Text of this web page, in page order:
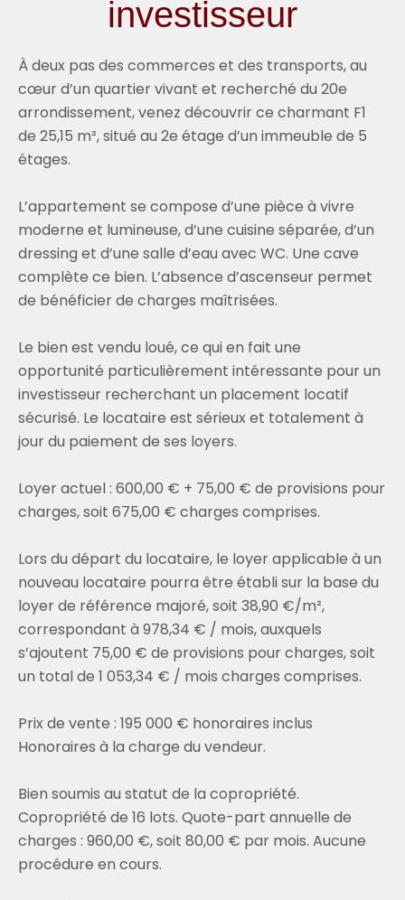
investisseur
À deux pas des commerces et des transports, au
cœur d’un quartier vivant et recherché du 20e
arrondissement, venez découvrir ce charmant F1
de 25,15 m², situé au 2e étage d’un immeuble de 5
étages.
L’appartement se compose d’une pièce à vivre
moderne et lumineuse, d’une cuisine séparée, d’un
dressing et d’une salle d’eau avec WC. Une cave
complète ce bien. L’absence d’ascenseur permet
de bénéficier de charges maîtrisées.
Le bien est vendu loué, ce qui en fait une
opportunité particulièrement intéressante pour un
investisseur recherchant un placement locatif
sécurisé. Le locataire est sérieux et totalement à
jour du paiement de ses loyers.
Loyer actuel : 600,00 € + 75,00 € de provisions pour
charges, soit 675,00 € charges comprises.
Lors du départ du locataire, le loyer applicable à un
nouveau locataire pourra être établi sur la base du
loyer de référence majoré, soit 38,90 €/m²,
correspondant à 978,34 € / mois, auxquels
s’ajoutent 75,00 € de provisions pour charges, soit
un total de 1 053,34 € / mois charges comprises.
Prix de vente : 195 000 € honoraires inclus
Honoraires à la charge du vendeur.
Bien soumis au statut de la copropriété.
Copropriété de 16 lots. Quote-part annuelle de
charges : 960,00 €, soit 80,00 € par mois. Aucune
procédure en cours.